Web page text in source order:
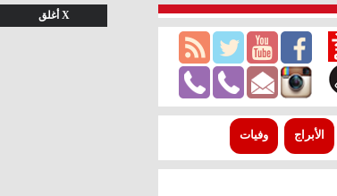
X أغلق
الأبراج وفيات